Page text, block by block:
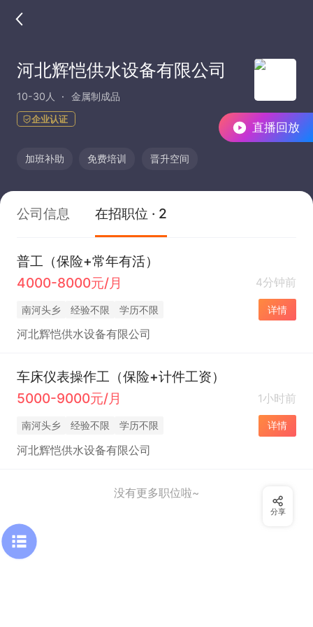
直播回放
河北辉恺供水设备有限公司
10-30人 金属制成品
企业认证
加班补助 免费培训 晋升空间
公司信息 在招职位 · 2
普工（保险+常年有活）
4000-8000元/月
4分钟前
南河头乡 经验不限 学历不限 详情
河北辉恺供水设备有限公司
车床仪表操作工（保险+计件工资）
5000-9000元/月
1小时前
南河头乡 经验不限 学历不限 详情
河北辉恺供水设备有限公司
没有更多职位啦~
分享